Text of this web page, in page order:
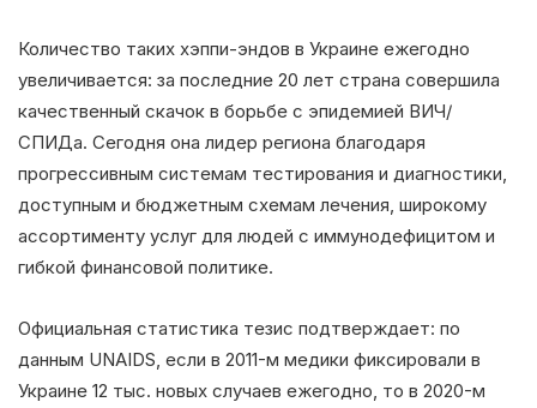
Количество таких хэппи-эндов в Украине ежегодно
увеличивается: за последние 20 лет страна совершила
качественный скачок в борьбе с эпидемией ВИЧ/
СПИДа. Сегодня она лидер региона благодаря
прогрессивным системам тестирования и диагностики,
доступным и бюджетным схемам лечения, широкому
ассортименту услуг для людей с иммунодефицитом и
гибкой финансовой политике.
Официальная статистика тезис подтверждает: по
данным UNAIDS, если в 2011-м медики фиксировали в
Украине 12 тыс. новых случаев ежегодно, то в 2020-м